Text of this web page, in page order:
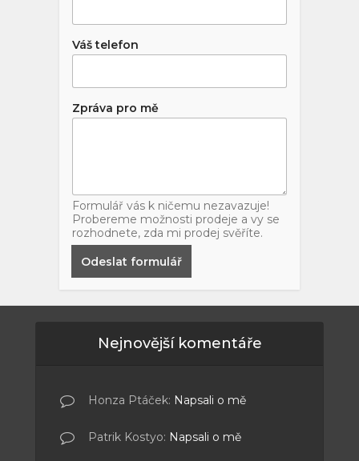
Váš telefon
Zpráva pro mě
Formulář vás k ničemu nezavazuje!
Probereme možnosti prodeje a vy se
rozhodnete, zda mi prodej svěříte.
Odeslat formulář
Nejnovější komentáře
Honza Ptáček: Napsali o mě
Patrik Kostyo: Napsali o mě